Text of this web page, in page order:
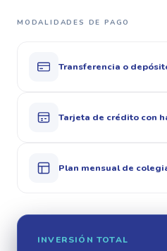
MODALIDADES DE PAGO
Transferencia o
Tarjeta de crédito con
Plan mensual de
INVERSIÓN TOTAL